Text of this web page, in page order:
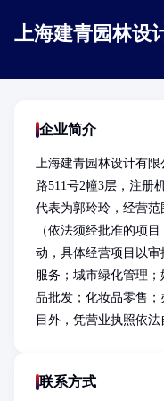
上海建青园林设
企业简介
上海建青园林设计有
路511号2幢3层，注册
代表为郭玲玲，经营
（依法须经批准的项
动，具体经营项目以
服务；城市绿化管理
品批发；化妆品零售
目外，凭营业执照依法
联系方式